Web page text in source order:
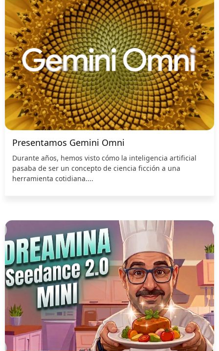
Presentamos Gemini Omni
Durante años, hemos visto cómo la inteligencia artificial
pasaba de ser un concepto de ciencia ficción a una
herramienta cotidiana....